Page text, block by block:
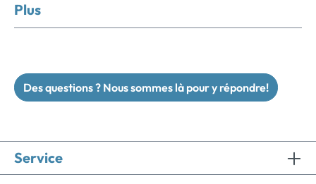
Plus
Des questions ? Nous sommes là pour y répondre!
Service